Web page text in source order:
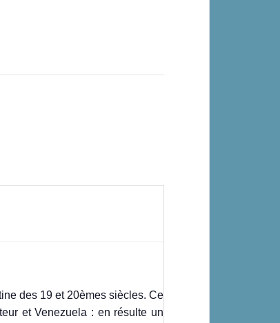
des 19 et 20èmes siècles. Ce
et Venezuela : en résulte un